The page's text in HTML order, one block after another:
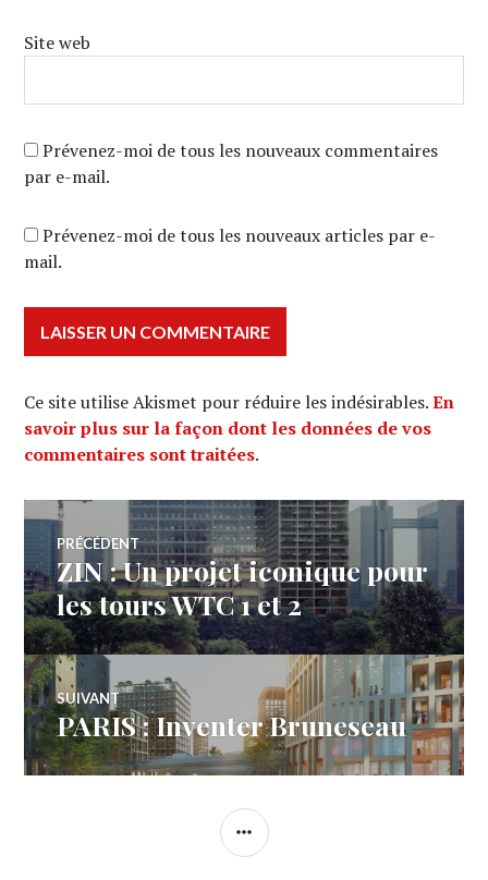
Site web
Prévenez-moi de tous les nouveaux commentaires
par e-mail.
Prévenez-moi de tous les nouveaux articles par e-
mail.
Ce site utilise Akismet pour réduire les indésirables.En
savoir plus sur la façon dont les données de vos
commentaires sont traitées.
Navigation
de
l’article
PRÉCÉDENT
Article
précédent :
ZIN : Un projet iconique pour
les tours WTC 1 et 2
SUIVANT
Article
Suivant:
PARIS : Inventer Bruneseau
COLONNE